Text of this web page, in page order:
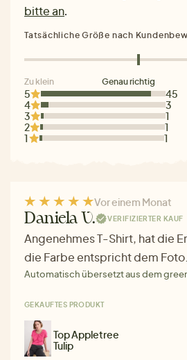
bitte an.
5
45
4
3
3
1
2
1
1
1
Tatsächliche Größe nach
Zu klein Genau richtig
Vor einem Monat
Daniela V. VERIFIZIERTER KAUF
Angenehmes T-Shirt, hat die
die Farbe entspricht dem Foto.
Automatisch übersetzt aus dem
GEKAUFTES PRODUKT
Top Appletree
Tulip